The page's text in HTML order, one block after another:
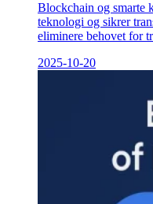
Blockchain og smarte
teknologi og sikrer
eliminere behovet for
2025-10-20